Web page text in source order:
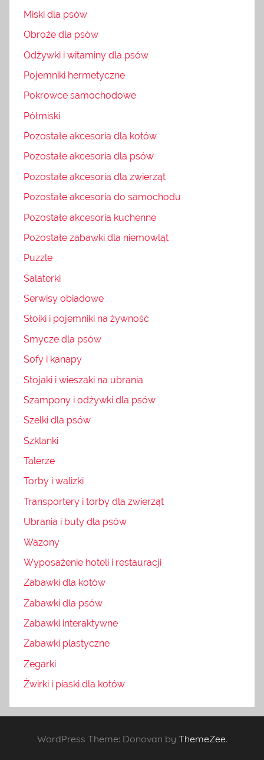
Miski dla psów
Obroże dla psów
Odżywki i witaminy dla psów
Pojemniki hermetyczne
Pokrowce samochodowe
Półmiski
Pozostałe akcesoria dla kotów
Pozostałe akcesoria dla psów
Pozostałe akcesoria dla zwierząt
Pozostałe akcesoria do samochodu
Pozostałe akcesoria kuchenne
Pozostałe zabawki dla niemowląt
Puzzle
Salaterki
Serwisy obiadowe
Słoiki i pojemniki na żywność
Smycze dla psów
Sofy i kanapy
Stojaki i wieszaki na ubrania
Szampony i odżywki dla psów
Szelki dla psów
Szklanki
Talerze
Torby i walizki
Transportery i torby dla zwierząt
Ubrania i buty dla psów
Wazony
Wyposażenie hoteli i restauracji
Zabawki dla kotów
Zabawki dla psów
Zabawki interaktywne
Zabawki plastyczne
Zegarki
Żwirki i piaski dla kotów
WordPress Theme: Donovan by ThemeZee.